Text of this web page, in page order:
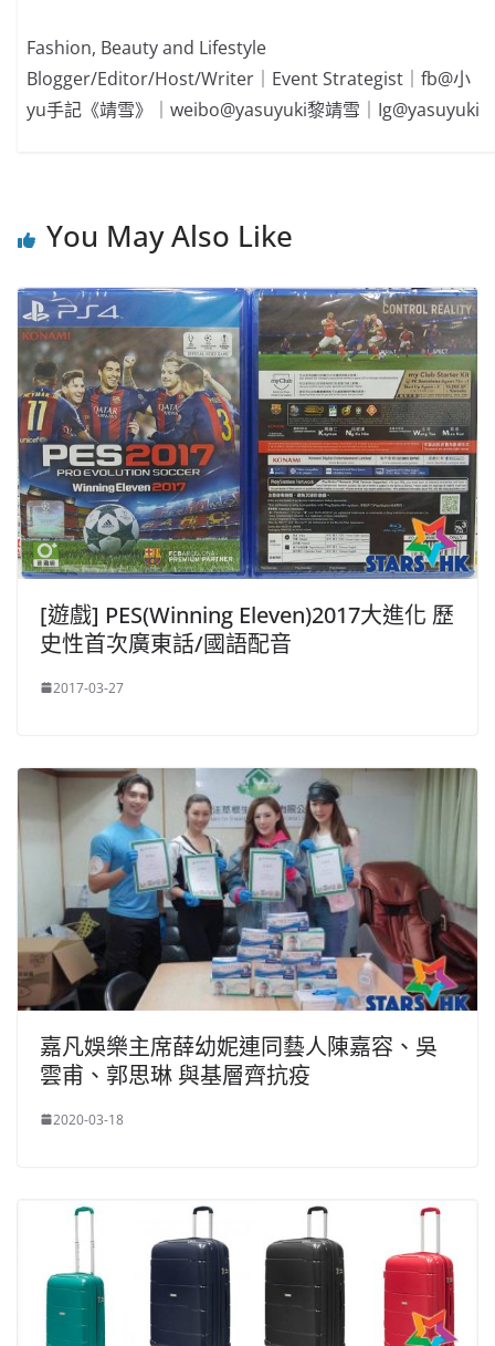
Fashion, Beauty and Lifestyle
Blogger/Editor/Host/Writer｜Event Strategist｜fb@小
yu手記《靖雪》｜weibo@yasuyuki黎靖雪｜Ig@yasuyuki
You May Also Like
[遊戲] PES(Winning Eleven)2017大進化 歷
史性首次廣東話/國語配音
2017-03-27
嘉凡娛樂主席薛幼妮連同藝人陳嘉容、吳
雲甫、郭思琳 與基層齊抗疫
2020-03-18